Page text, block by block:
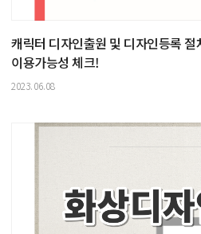
캐릭터 디자인출원 및 디자인등록
이용가능성 체크!
2023.06.08